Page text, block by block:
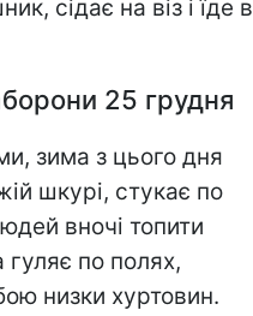
сідає на віз і їде в
25 грудня
зима з цього дня
шкурі, стукає по
вночі топити
гуляє по полях,
низки хуртовин.